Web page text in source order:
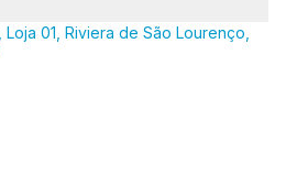
01, Riviera de São Lourenço,